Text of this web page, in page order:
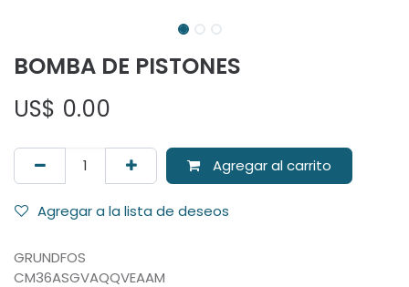
BOMBA DE PISTONES
US$ 0.00
Agregar al carrito
Agregar a la lista de deseos
GRUNDFOS
CM36ASGVAQQVEAAM